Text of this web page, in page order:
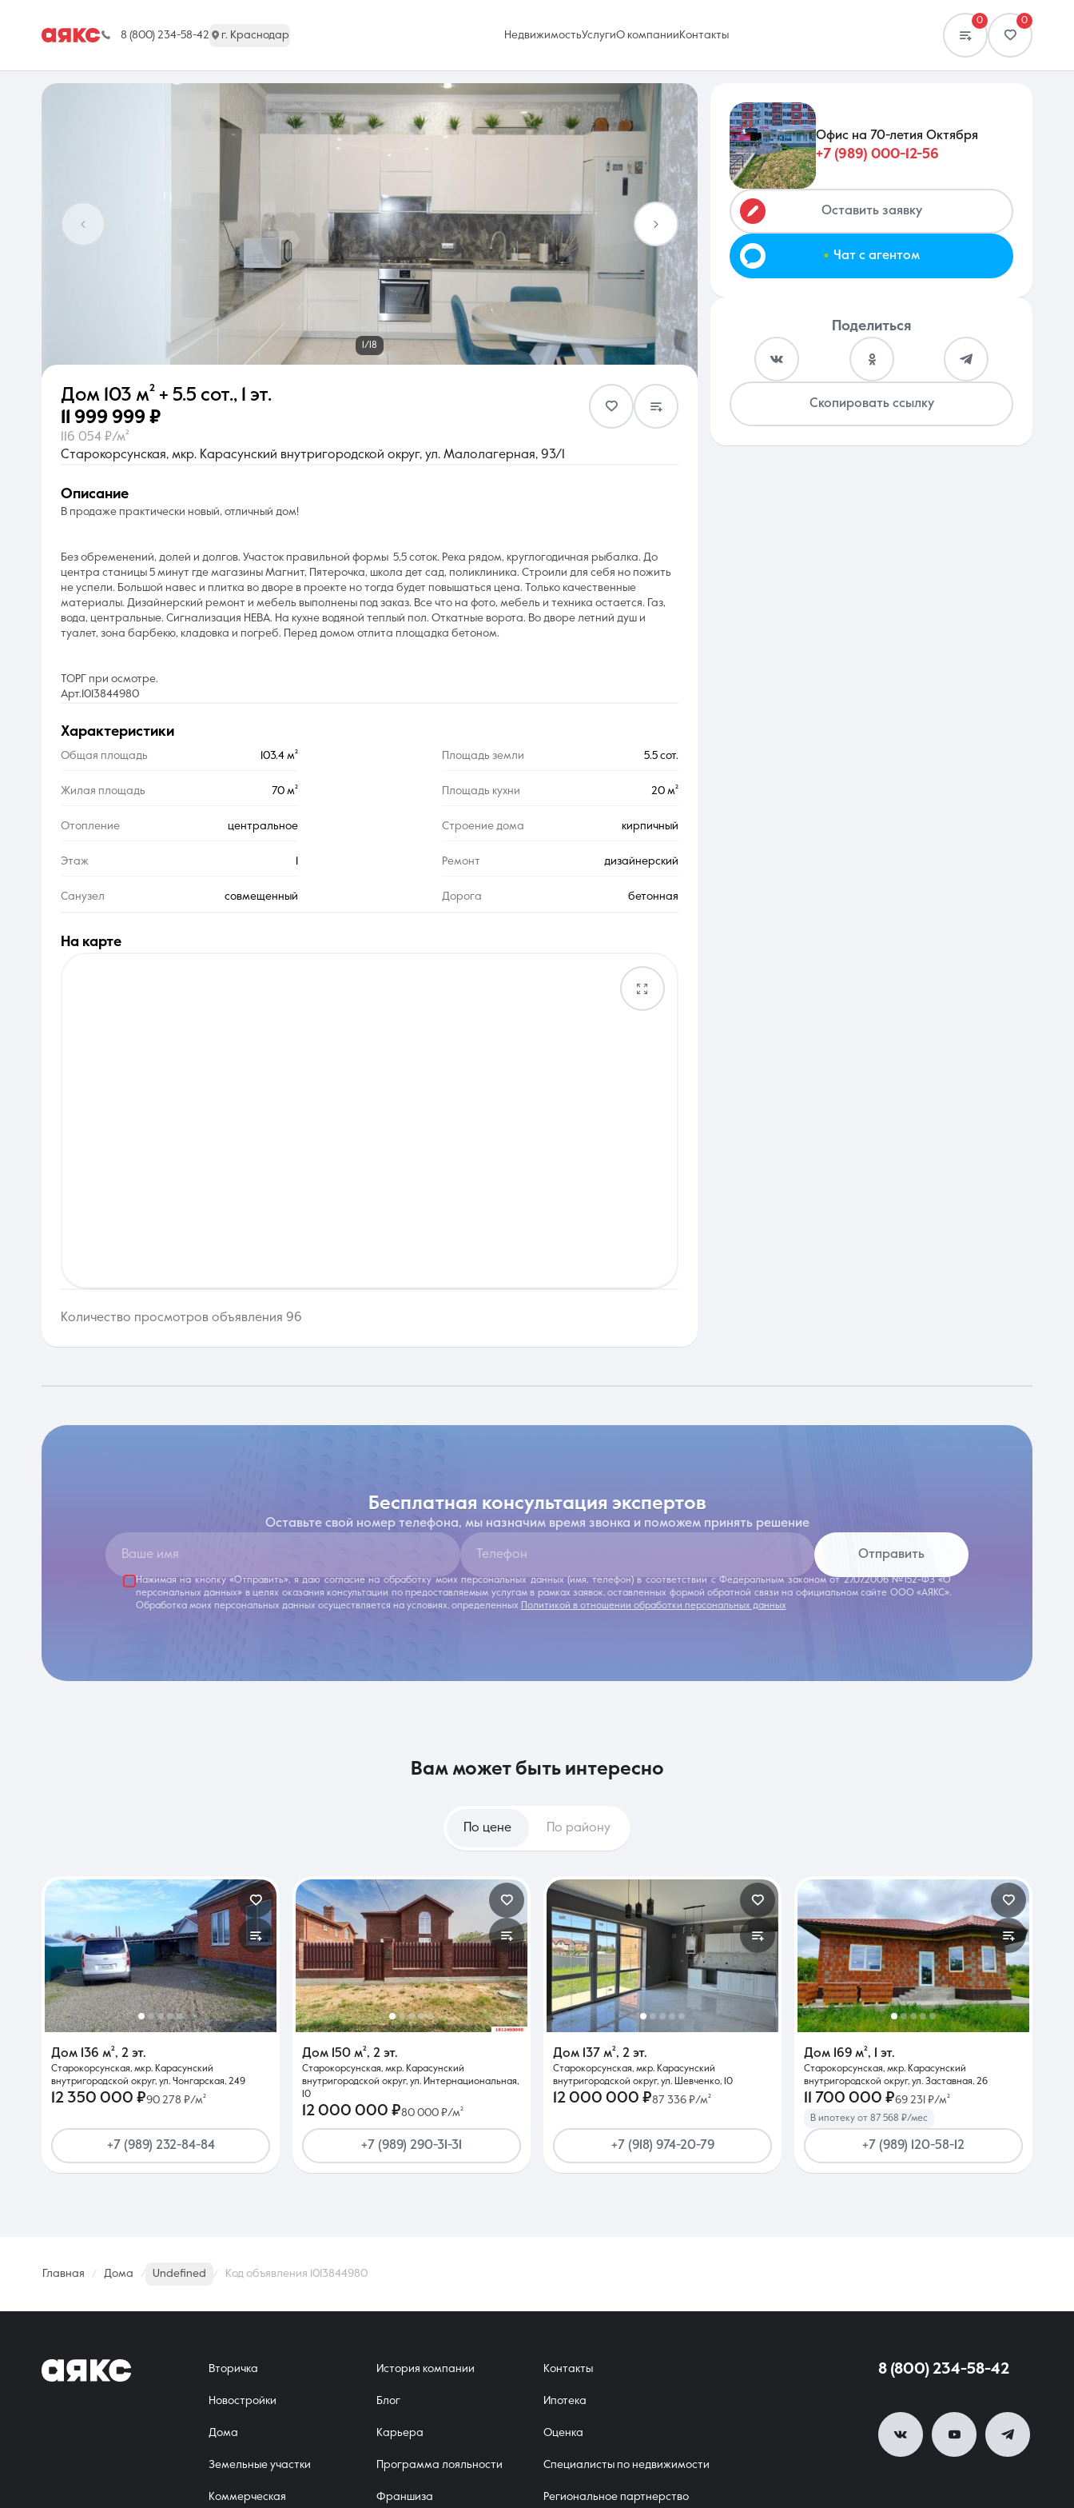
8 (800) 234-58-42 г. Краснодар НедвижимостьУслугиО компании Контакты
0 0
Избранное Сравнение
Услуги
О компании Контакты
Ежедневно с 08:30 до 20:00
1/18
Дом 103 м² + 5.5 сот.,
1 эт.
11 999 999 ₽
116 054 ₽/м²
Старокорсунская, мкр. Карасунский внутригородской округ, ул. Малолагерная, 93/1
характеристики
Общая площадь 103.4 м² Площадь земли 5.5 сот.
Жилая площадь 70 м² Площадь кухни 20 м²
Отопление центральное Строение дома кирпичный
Этаж Ремонт дизайнерский
Санузел совмещенный Дорога бетонная
описание
В продаже практически новый, отличный дом!
Без обременений, долей и долгов. Участок правильной формы 5,5 соток. Река рядом, круглогодичная рыбалка. До
центра станицы 5 минут где магазины Магнит, Пятерочка, школа дет сад, поликлиника. Строили для себя но пожить
не успели. Большой навес и плитка во дворе в проекте но тогда будет повышаться цена. Только качественные
материалы. Дизайнерский ремонт и мебель выполнены под заказ. Все что на фото, мебель и техника остается. Газ,
вода, центральные. Сигнализация НЕВА. На кухне водяной теплый пол. Откатные ворота. Во дворе летний душ и
туалет, зона барбекю, кладовка и погреб. Перед домом отлита площадка бетоном.
ТОРГ при осмотре.
Арт.1013844980
на карте
Количество просмотров объявления 96
Офис на 70-летия Октября
+7 (989) 000-12-56
Оставить заявку
. Чат с агентом
Поделиться
Скопировать ссылку
бесплатная консультация экспертов
Оставьте свой номер телефона, мы назначим время звонка и поможем принять решение
Ваше имя Телефон Отправить
Нажимая на кнопку «Отправить», я даю согласие на обработку моих персональных данных (имя, телефон) в соответствии с Федеральным законом от 27.07.2006 №152-ФЗ «О
персональных данных» в целях оказания консультации по предоставляемым услугам в рамках заявок, оставленных формой обратной связи на официальном сайте ООО «АЯКС».
Обработка моих персональных данных осуществляется на условиях, определенных Политикой в отношении обработки персональных данных
вам может быть интересно
По цене По району
Дом 136 м², 2 эт.
Старокорсунская, мкр. Карасунский
внутригородской округ, ул. Чонгарская, 249
12 350 000 ₽90 278 ₽/м²
+7 (989) 232-84-84
Дом 150 м², 2 эт.
Старокорсунская, мкр. Карасунский
внутригородской округ, ул. Интернациональная,
10
12 000 000 ₽80 000 ₽/м²
+7 (989) 290-31-31
Дом 137 м², 2 эт.
Старокорсунская, мкр. Карасунский
внутригородской округ, ул. Шевченко, 10
12 000 000 ₽87 336 ₽/м²
+7 (918) 974-20-79
Дом 169 м², 1 эт.
Старокорсунская, мкр. Карасунский
внутригородской округ, ул. Заставная, 26
11 700 000 ₽69 231 ₽/м²
В ипотеку от 87 568 ₽/мес
+7 (989) 120-58-12
Главная Дома Undefined Код объявления 1013844980
Вторичка
Новостройки
Дома
Земельные участки
Коммерческая
История компании
Блог
Карьера
Программа лояльности
Франшиза
Контакты
Ипотека
Оценка
Специалисты по недвижимости
Региональное партнерство
8 (800) 234-58-42